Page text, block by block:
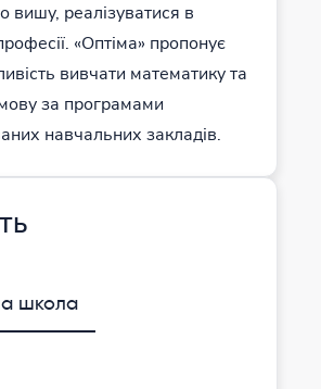
вишу, реалізуватися в
«Оптіма» пропонує
вивчати математику та
за програмами
навчальних закладів.
школа